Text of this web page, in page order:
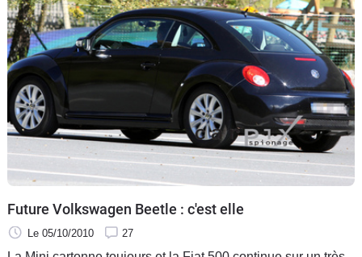
Future Volkswagen Beetle : c'est elle
Le 05/10/2010 27